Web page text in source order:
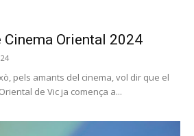
Oriental 2024
pels amants del cinema, vol dir que el
de Vic ja comença a...